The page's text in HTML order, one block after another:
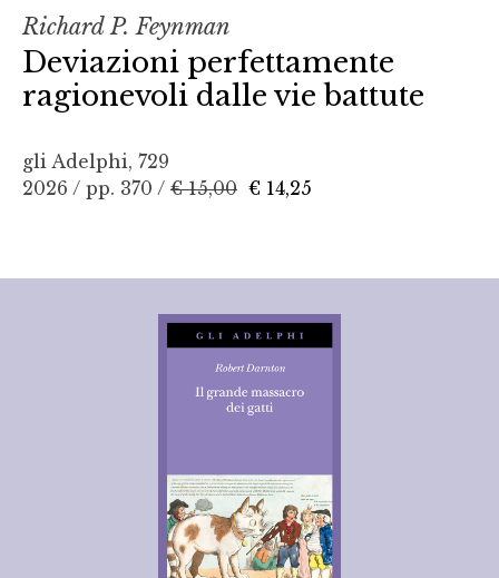
Richard P. Feynman
Deviazioni perfettamente
ragionevoli dalle vie battute
gli Adelphi, 729
2026 / pp. 370 / € 15,00 € 14,25